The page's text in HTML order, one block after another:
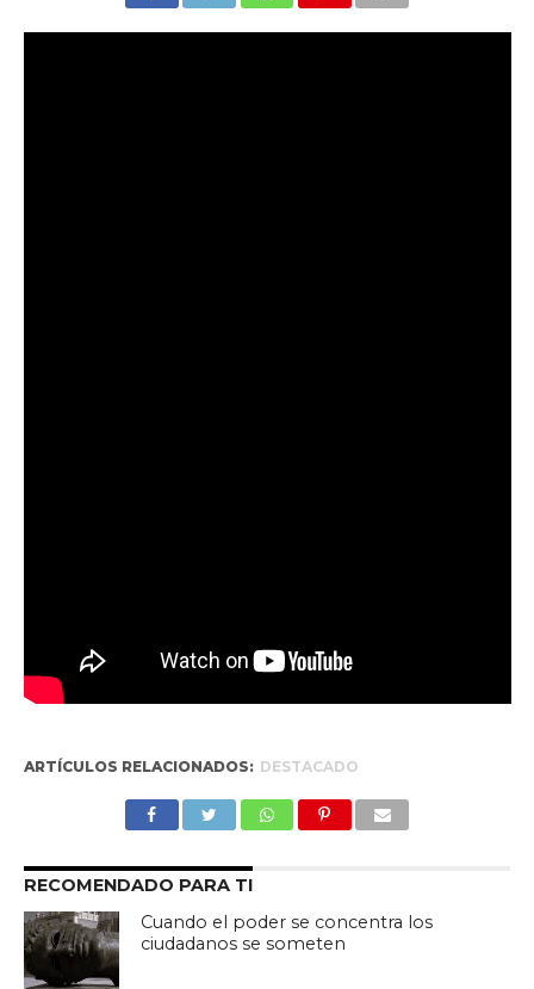
ARTÍCULOS RELACIONADOS: DESTACADO
RECOMENDADO PARA TI
Cuando el poder se concentra los
ciudadanos se someten